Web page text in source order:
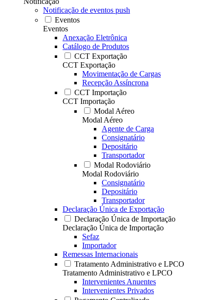
Notificação de eventos push
Eventos
Eventos
Anexação Eletrônica
Catálogo de Produtos
CCT Exportação
CCT Exportação
Movimentação de Cargas
Recepção Assíncrona
CCT Importação
CCT Importação
Modal Aéreo
Modal Aéreo
Agente de Carga
Consignatário
Depositário
Transportador
Modal Rodoviário
Modal Rodoviário
Consignatário
Depositário
Transportador
Declaração Única de Exportação
Declaração Única de Importação
Declaração Única de Importação
Sefaz
Importador
Remessas Internacionais
Tratamento Administrativo e LPCO
Tratamento Administrativo e LPCO
Intervenientes Anuentes
Intervenientes Privados